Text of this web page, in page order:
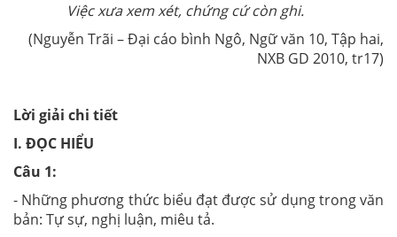
Việc xưa xem xét, chứng cứ còn ghi.
(Nguyễn Trãi – Đại cáo bình Ngô, Ngữ văn 10, Tập hai,
NXB GD 2010, tr17)
Lời giải chi tiết
I. ĐỌC HIỂU
Câu 1:
- Những phương thức biểu đạt được sử dụng trong văn
bản: Tự sự, nghị luận, miêu tả.